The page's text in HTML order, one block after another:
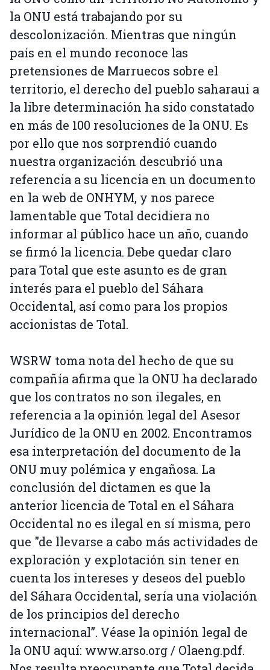
la ONU está trabajando por su
descolonización. Mientras que ningún
país en el mundo reconoce las
pretensiones de Marruecos sobre el
territorio, el derecho del pueblo saharaui a
la libre determinación ha sido constatado
en más de 100 resoluciones de la ONU. Es
por ello que nos sorprendió cuando
nuestra organización descubrió una
referencia a su licencia en un documento
en la web de ONHYM, y nos parece
lamentable que Total decidiera no
informar al público hace un año, cuando
se firmó la licencia. Debe quedar claro
para Total que este asunto es de gran
interés para el pueblo del Sáhara
Occidental, así como para los propios
accionistas de Total.
WSRW toma nota del hecho de que su
compañía afirma que la ONU ha declarado
que los contratos no son ilegales, en
referencia a la opinión legal del Asesor
Jurídico de la ONU en 2002. Encontramos
esa interpretación del documento de la
ONU muy polémica y engañosa. La
conclusión del dictamen es que la
anterior licencia de Total en el Sáhara
Occidental no es ilegal en sí misma, pero
que "de llevarse a cabo más actividades de
exploración y explotación sin tener en
cuenta los intereses y deseos del pueblo
del Sáhara Occidental, sería una violación
de los principios del derecho
internacional”. Véase la opinión legal de
la ONU aquí: www.arso.org / Olaeng.pdf.